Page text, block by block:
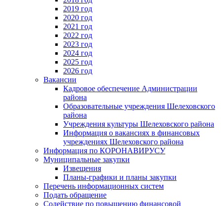
2019 год
2020 год
2021 год
2022 год
2023 год
2024 год
2025 год
2026 год
Вакансии
Кадровое обеспечение Администрации
района
Образовательные учреждения Шелеховского
района
Учреждения культуры Шелеховского района
Информация о вакансиях в финансовых
учреждениях Шелеховского района
Информация по КОРОНАВИРУСУ
Муниципальные закупки
Извещения
Планы-графики и планы закупки
Перечень информационных систем
Подать обращение
Содействие по повышению финансовой